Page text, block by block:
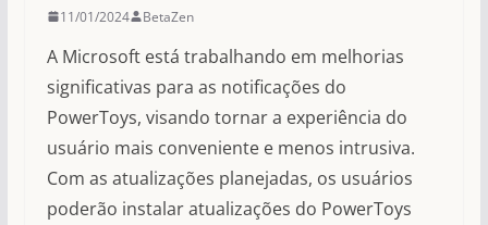
11/01/2024 BetaZen
A Microsoft está trabalhando em melhorias
significativas para as notificações do
PowerToys, visando tornar a experiência do
usuário mais conveniente e menos intrusiva.
Com as atualizações planejadas, os usuários
poderão instalar atualizações do PowerToys